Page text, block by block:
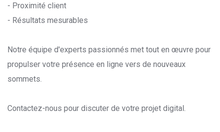
- Proximité client
- Résultats mesurables
Notre équipe d'experts passionnés met tout en œuvre pour
propulser votre présence en ligne vers de nouveaux
sommets.
Contactez-nous pour discuter de votre projet digital.